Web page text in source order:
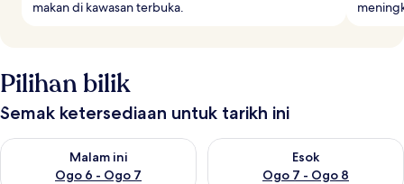
makan di kawasan terbuka.
Pilihan bilik
Semak ketersediaan untuk tarikh ini
Malam ini
Ogo 6 - Ogo 7
Semak ketersediaan untuk malam ini Ogo 6 - Ogo 7
Esok
Ogo 7 - Ogo 8
Semak ketersediaan untuk